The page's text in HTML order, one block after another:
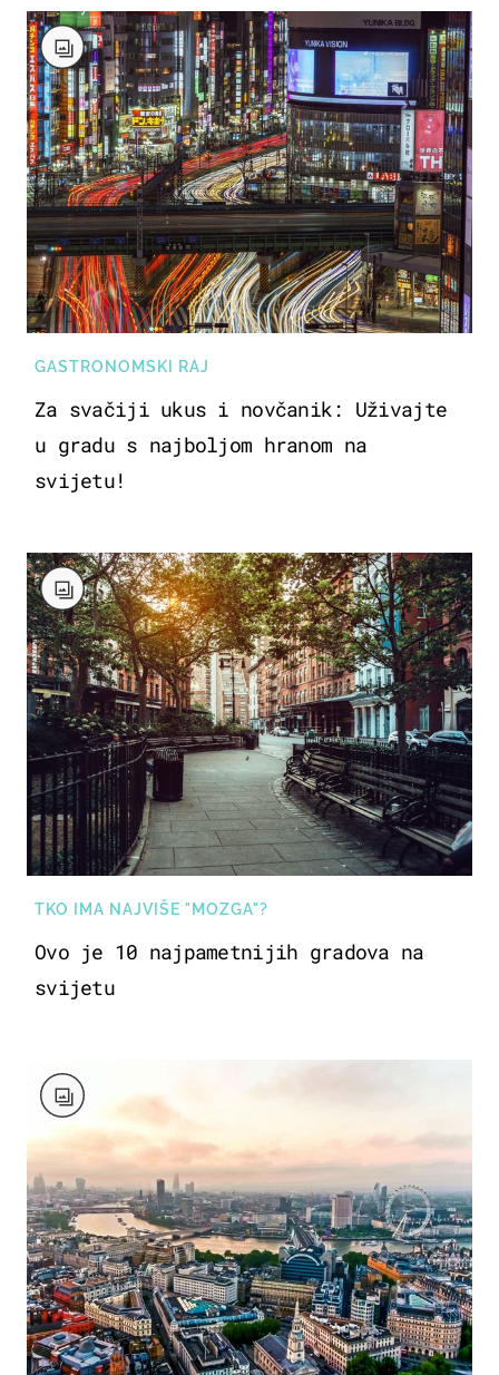
GASTRONOMSKI RAJ
Za svačiji ukus i novčanik: Uživajte
u gradu s najboljom hranom na
svijetu!
TKO IMA NAJVIŠE "MOZGA"?
Ovo je 10 najpametnijih gradova na
svijetu